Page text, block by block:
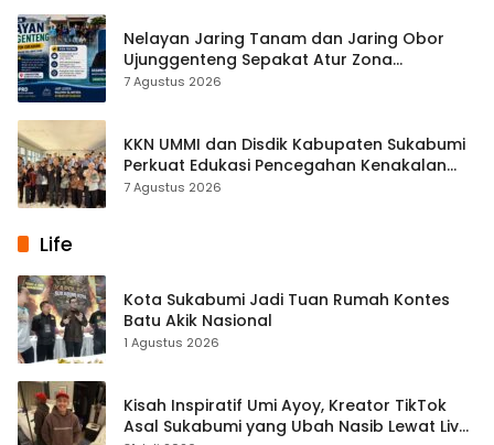
Nelayan Jaring Tanam dan Jaring Obor
Ujunggenteng Sepakat Atur Zona
Penangkapan
7 Agustus 2026
KKN UMMI dan Disdik Kabupaten Sukabumi
Perkuat Edukasi Pencegahan Kenakalan
Remaja di SMPN 2 Tegalbuleud
7 Agustus 2026
Life
Kota Sukabumi Jadi Tuan Rumah Kontes
Batu Akik Nasional
1 Agustus 2026
Kisah Inspiratif Umi Ayoy, Kreator TikTok
Asal Sukabumi yang Ubah Nasib Lewat Live